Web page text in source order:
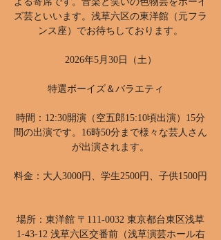
ズ芸といいます。浅草六区の東洋館（元フラ
ンス座）でお待ちしております。
2026年5月30日（土）
特選ボーイズ＆バラエティ
時間：12:30開演（空五郎15:10頃出演）15分
間の出演です。16時50分まで様々な芸人さん
が出演されます。
料金：大人3000円、学生2500円、子供1500円
場所：東洋館 〒111-0032 東京都台東区浅草
1-43-12 浅草六区交番前（浅草演芸ホール右